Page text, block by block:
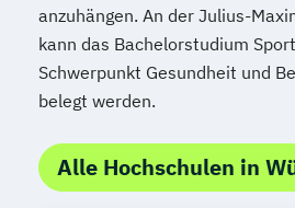
anzuhängen. An der Julius-
kann das Bachelorstudium
Schwerpunkt Gesundheit und
belegt werden.
Alle Hochschulen in